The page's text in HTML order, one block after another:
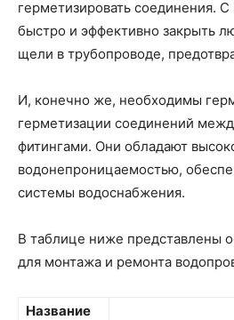
герметизировать соединения.
быстро и эффективно закрыть
щели в трубопроводе,
И, конечно же, необходимы
герметизации соединений
фитингами. Они обладают
водонепроницаемостью,
системы водоснабжения.
В таблице ниже представлены
для монтажа и ремонта
Название